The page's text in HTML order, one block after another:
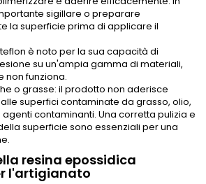
sigillare o preparare
la superficie prima di applicare il
teflon è noto per la sua capacità di
su un'ampia gamma di materiali,
non funziona.
o grasse: il prodotto non aderisce
superfici contaminate da grasso, olio,
contaminanti. Una corretta pulizia e
superficie sono essenziali per una
resina epossidica
l'artigianato